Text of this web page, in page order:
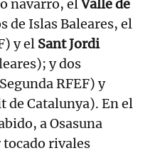
navarro, elValle de
de Islas Baleares, el
y el Sant Jordi
y dos
RFEF) y
de Catalunya). En el
a Osasuna
rivales